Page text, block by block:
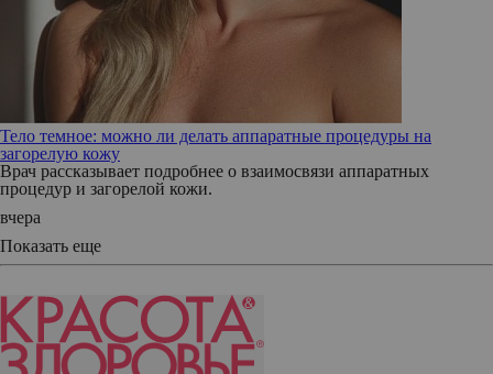
Тело темное: можно ли делать аппаратные процедуры на
загорелую кожу
Врач рассказывает подробнее о взаимосвязи аппаратных
процедур и загорелой кожи.
вчера
Показать еще